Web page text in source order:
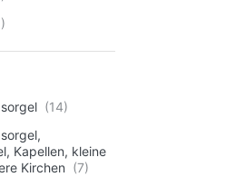
Kapellen, kleine
Kirchen